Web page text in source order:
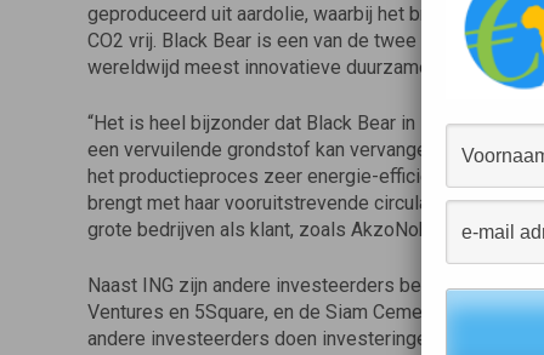
geproduceerd uit aardolie, waarbij het broeikasgas
CO2 vrij. Black Bear is een van de twee Nederlandse
wereldwijd meest innovatieve duurzame bedrijven.
“Het is heel bijzonder dat Black Bear in staat is om
een vervuilende grondstof kan vervangen. Tijdens
het productieproces zeer energie-efficiënt is”, zegt
brengt met haar vooruitstrevende circulaire model
grote bedrijven als klant, zoals AkzoNobel.”
Naast ING zijn andere investeerders betrokken
Ventures en 5Square, en de Siam Cement Group
andere investeerders doen investeringen van gelijke